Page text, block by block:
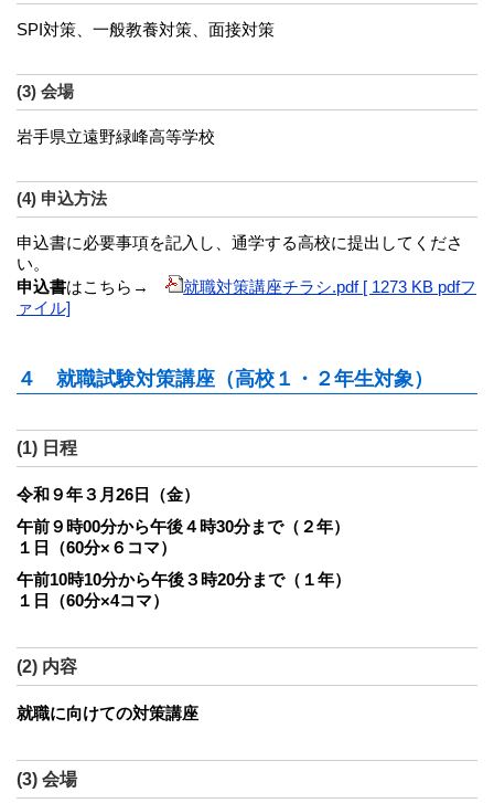
SPI対策、一般教養対策、面接対策
(3) 会場
岩手県立遠野緑峰高等学校
(4) 申込方法
申込書に必要事項を記入し、通学する高校に提出してくださ
い。
申込書はこちら→
就職対策講座チラシ.pdf [ 1273 KB pdfフ
ァイル]
４ 就職試験対策講座（高校１・２年生対象）
(1) 日程
令和９年３月26日（金）
午前９時00分から午後４時30分まで（２年）
１日（60分×６コマ）
午前10時10分から午後３時20分まで（１年）
１日（60分×4コマ）
(2) 内容
就職に向けての対策講座
(3) 会場